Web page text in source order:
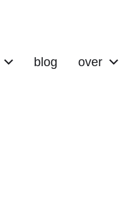
blog over